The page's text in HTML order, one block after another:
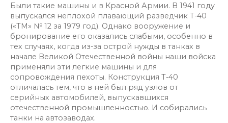
Были такие машины и в Красной Армии. В 1941 году
выпускался неплохой плавающий разведчик Т-40
(«ТМ» № 12 за 1979 год). Однако вооружение и
бронирование его оказались слабыми, особенно в
тех случаях, когда из-за острой нужды в танках в
начале Великой Отечественной войны наши войска
применяли эти легкие машины и для
сопровождения пехоты. Конструкция Т-40
отличалась тем, что в ней был ряд узлов от
серийных автомобилей, выпускавшихся
отечественной промышленностью. И собирались
танки на автозаводах.